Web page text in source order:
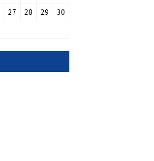
27 28 29
30